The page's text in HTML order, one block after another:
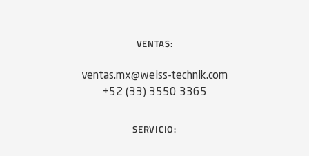
VENTAS:
ventas.mx@weiss-technik.com
+52 (33) 3550 3365
SERVICIO: